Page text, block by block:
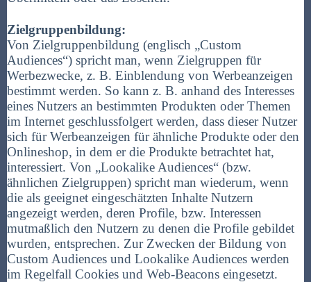
Zielgruppenbildung:
Von Zielgruppenbildung (englisch „Custom
Audiences“) spricht man, wenn Zielgruppen für
Werbezwecke, z. B. Einblendung von Werbeanzeigen
bestimmt werden. So kann z. B. anhand des Interesses
eines Nutzers an bestimmten Produkten oder Themen
im Internet geschlussfolgert werden, dass dieser Nutzer
sich für Werbeanzeigen für ähnliche Produkte oder den
Onlineshop, in dem er die Produkte betrachtet hat,
interessiert. Von „Lookalike Audiences“ (bzw.
ähnlichen Zielgruppen) spricht man wiederum, wenn
die als geeignet eingeschätzten Inhalte Nutzern
angezeigt werden, deren Profile, bzw. Interessen
mutmaßlich den Nutzern zu denen die Profile gebildet
wurden, entsprechen. Zur Zwecken der Bildung von
Custom Audiences und Lookalike Audiences werden
im Regelfall Cookies und Web-Beacons eingesetzt.